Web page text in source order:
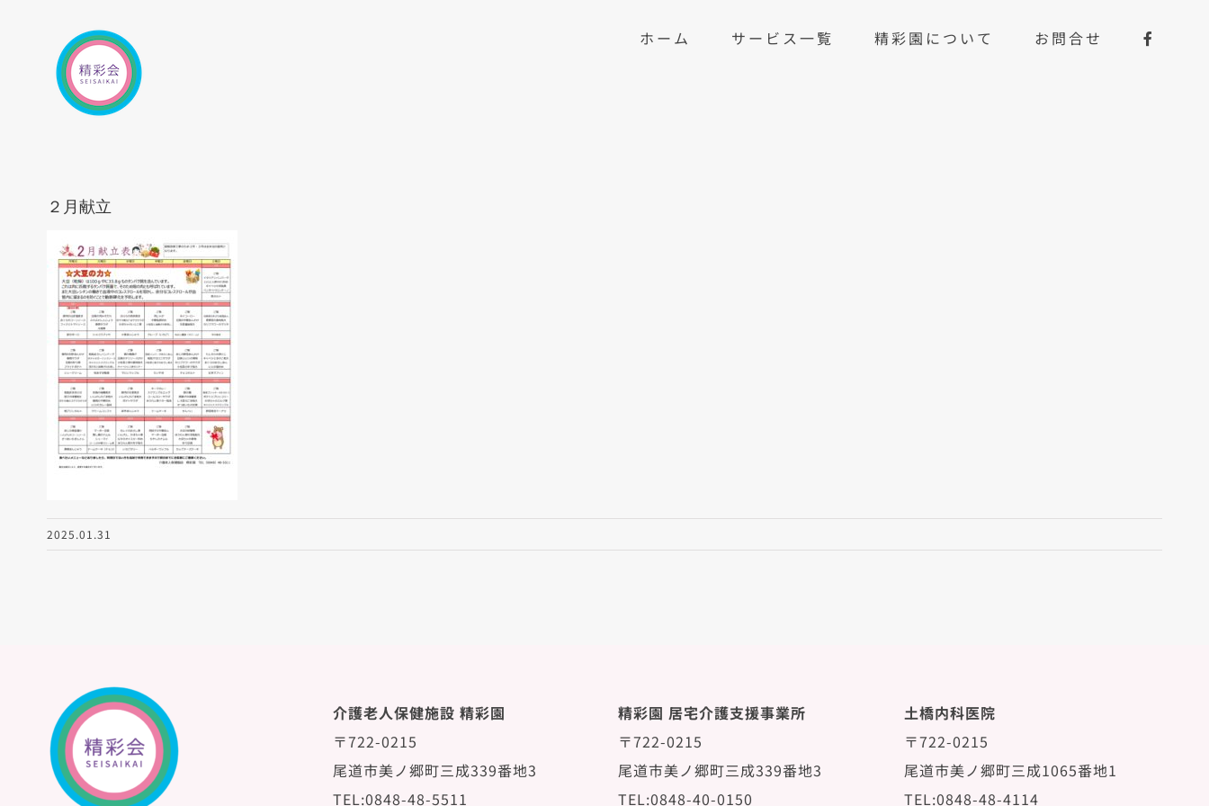
content
ホーム サービス一覧 精彩園について お問合せ
２月献立
2025.01.31
介護老人保健施設 精彩園
〒722-0215
尾道市美ノ郷町三成339番地3
TEL:0848-48-5511
精彩園 居宅介護支援事業所
〒722-0215
尾道市美ノ郷町三成339番地3
TEL:0848-40-0150
土橋内科医院
〒722-0215
尾道市美ノ郷町三成1065番地1
TEL:0848-48-4114